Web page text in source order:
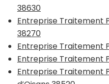
38630
Entreprise Traitement
38270
Entreprise Traitement
Entreprise Traitement
Entreprise Traitement